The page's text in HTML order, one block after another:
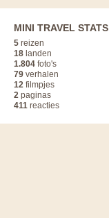
MINI TRAVEL STATS
5 reizen
18 landen
1.804 foto's
79 verhalen
12 filmpjes
2 paginas
411 reacties